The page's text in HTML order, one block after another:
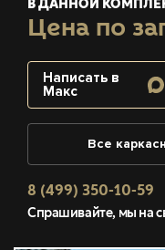
В ДАННОЙ
Цена по
Написать в
Макс
Все
8 (499) 350-10-59
Спрашивайте, мы на